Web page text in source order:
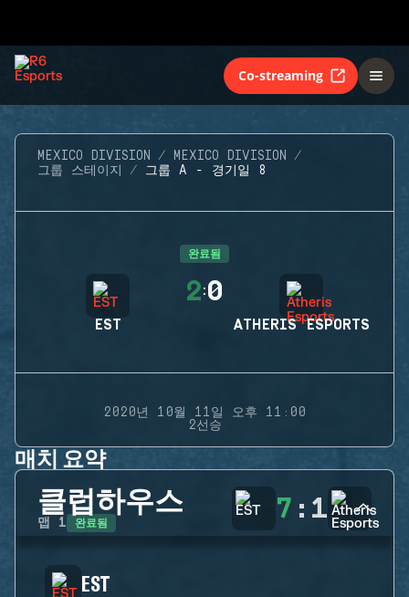
Co-streaming
MEXICO DIVISION
MEXICO DIVISION
그룹 스테이지
그룹 A - 경기일 8
완료됨
EST
2:0
ATHERIS ESPORTS
2020년 10월 11일 오후 11:00
2선승
매치 요약
클럽하우스
맵 1 완료됨 7 : 1
EST